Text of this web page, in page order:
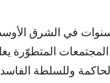
في الشرق
المتطوّرة
الحاكمة وللسلطة